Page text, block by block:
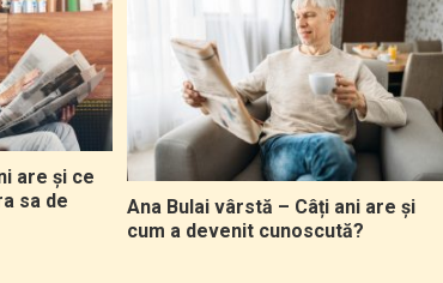
are și ce
sa de
Ana Bulai vârstă – Câți ani are și
cum a devenit cunoscută?